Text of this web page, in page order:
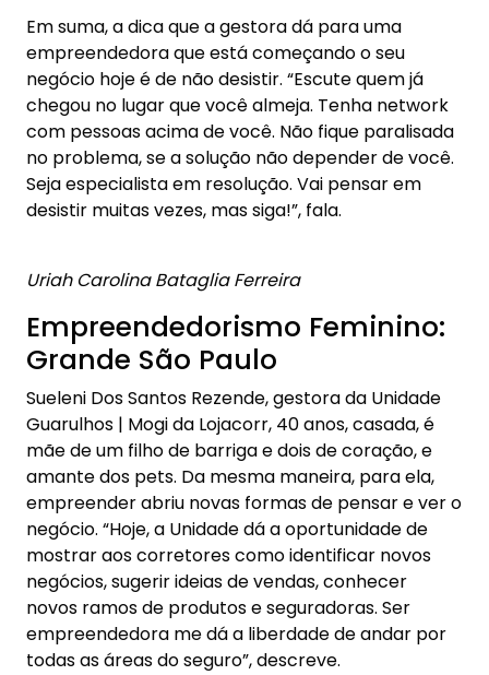
Em suma, a dica que a gestora dá para uma
empreendedora que está começando o seu
negócio hoje é de não desistir. “Escute quem já
chegou no lugar que você almeja. Tenha network
com pessoas acima de você. Não fique paralisada
no problema, se a solução não depender de você.
Seja especialista em resolução. Vai pensar em
desistir muitas vezes, mas siga!”, fala.
Uriah Carolina Bataglia Ferreira
Empreendedorismo Feminino:
Grande São Paulo
Sueleni Dos Santos Rezende, gestora da Unidade
Guarulhos | Mogi da Lojacorr, 40 anos, casada, é
mãe de um filho de barriga e dois de coração, e
amante dos pets. Da mesma maneira, para ela,
empreender abriu novas formas de pensar e ver o
negócio. “Hoje, a Unidade dá a oportunidade de
mostrar aos corretores como identificar novos
negócios, sugerir ideias de vendas, conhecer
novos ramos de produtos e seguradoras. Ser
empreendedora me dá a liberdade de andar por
todas as áreas do seguro”, descreve.